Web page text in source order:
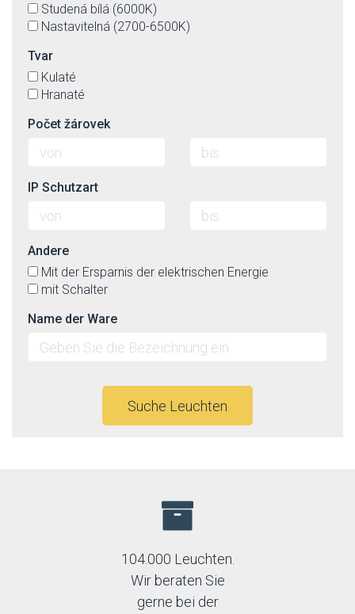
Studená bílá (6000K)
Nastavitelná (2700-6500K)
Tvar
Kulaté
Hranaté
Počet žárovek
IP Schutzart
Andere
Mit der Ersparnis der elektrischen Energie
mit Schalter
Name der Ware
Suche Leuchten
104.000 Leuchten.
Wir beraten Sie
gerne bei der